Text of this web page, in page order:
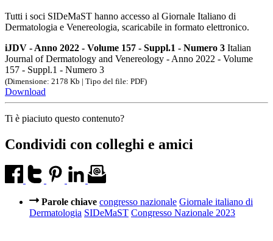
Tutti i soci SIDeMaST hanno accesso al Giornale Italiano di
Dermatologia e Venereologia, scaricabile in formato elettronico.
iJDV - Anno 2022 - Volume 157 - Suppl.1 - Numero 3 Italian
Journal of Dermatology and Venereology - Anno 2022 - Volume
157 - Suppl.1 - Numero 3
(Dimensione: 2178 Kb | Tipo del file: PDF)
Download
Ti è piaciuto questo contenuto?
Condividi con colleghi e amici
Parole chiave congresso nazionale Giornale italiano di
Dermatologia SIDeMaST Congresso Nazionale 2023